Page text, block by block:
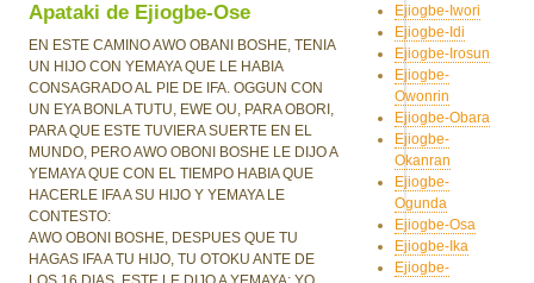
Apataki de Ejiogbe-Ose
EN ESTE CAMINO AWO OBANI BOSHE, TENIA
UN HIJO CON YEMAYA QUE LE HABIA
CONSAGRADO AL PIE DE IFA. OGGUN CON
UN EYA BONLA TUTU, EWE OU, PARA OBORI,
PARA QUE ESTE TUVIERA SUERTE EN EL
MUNDO, PERO AWO OBONI BOSHE LE DIJO A
YEMAYA QUE CON EL TIEMPO HABIA QUE
HACERLE IFA A SU HIJO Y YEMAYA LE
CONTESTO:
AWO OBONI BOSHE, DESPUES QUE TU
HAGAS IFA A TU HIJO, TU OTOKU ANTE DE
Ejiogbe-Iwori
Ejiogbe-Idi
Ejiogbe-Irosun
Ejiogbe-
Owonrin
Ejiogbe-Obara
Ejiogbe-
Okanran
Ejiogbe-
Ogunda
Ejiogbe-Osa
Ejiogbe-Ika
Ejiogbe-